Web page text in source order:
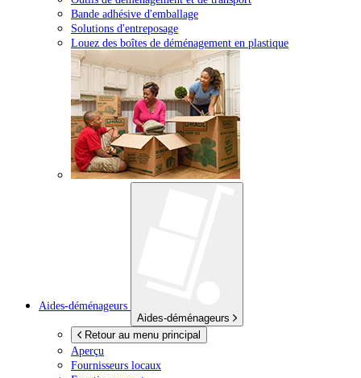
Bande adhésive d'emballage
Solutions d'entreposage
Louez des boîtes de déménagement en plastique
Aides-déménageurs
Aides-déménageurs
Retour au menu principal
Aperçu
Fournisseurs locaux